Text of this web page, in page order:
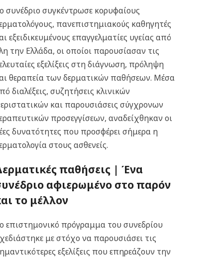
συνέδριο συγκέντρωσε κορυφαίους
πανεπιστημιακούς καθηγητές
εξειδικευμένους επαγγελματίες υγείας από
την Ελλάδα, οι οποίοι παρουσίασαν τις
εξελίξεις στη διάγνωση, πρόληψη
θεραπεία των δερματικών παθήσεων. Μέσα
διαλέξεις, συζητήσεις κλινικών
και παρουσιάσεις σύγχρονων
προσεγγίσεων, αναδείχθηκαν οι
δυνατότητες που προσφέρει σήμερα η
στους ασθενείς.
παθήσεις |Ένα
αφιερωμένο στο παρόν
το μέλλον
επιστημονικό πρόγραμμα του συνεδρίου
με στόχο να παρουσιάσει τις
εξελίξεις που επηρεάζουν την